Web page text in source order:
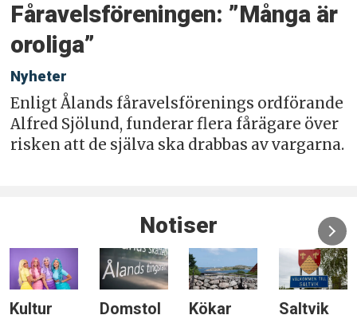
Fåravelsföreningen: ”Många är
oroliga”
Nyheter
Enligt Ålands fåravelsförenings ordförande
Alfred Sjölund, funderar flera fårägare över
risken att de själva ska drabbas av vargarna.
Notiser
Kultur Domstol Kökar Saltvik